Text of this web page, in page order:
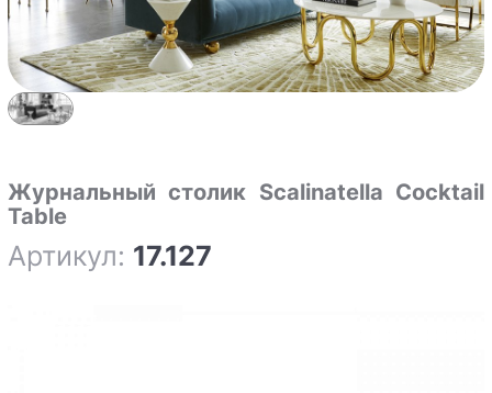
Журнальный столик Scalinatella Cocktail
Table
Артикул: 17.127